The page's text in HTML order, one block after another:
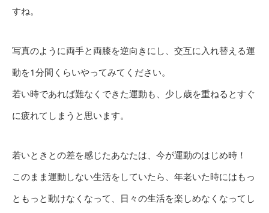
すね。
写真のように両手と両膝を逆向きにし、交互に入れ替える運
動を1分間くらいやってみてください。
若い時であれば難なくできた運動も、少し歳を重ねるとすぐ
に疲れてしまうと思います。
若いときとの差を感じたあなたは、今が運動のはじめ時！
このまま運動しない生活をしていたら、年老いた時にはもっ
ともっと動けなくなって、日々の生活を楽しめなくなってし